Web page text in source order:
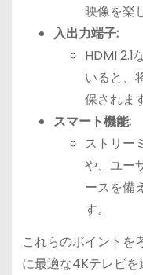
映像を楽
入出力端子:
HDMI 2.1
いると、
保されま
スマート機能:
ストリー
や、ユー
ースを備
す。
これらのポイントを
に最適な4Kテレビ